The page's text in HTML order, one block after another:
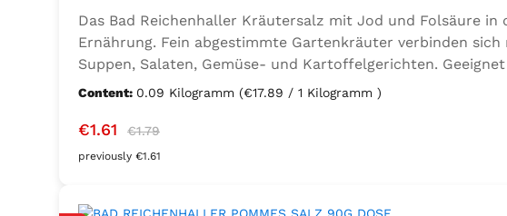
Das Bad Reichenhaller Kräutersalz mit Jod und Folsäure
Ernährung. Fein abgestimmte Gartenkräuter verbinden
Suppen, Salaten, Gemüse- und Kartoffelgerichten.
Ernährung mit zusätzlichem Jod und Folsäure.
Content: 0.09 Kilogramm (€17.89 / 1 Kilogramm )
Sale price:
€1.61 Regular price:
€1.79
previously €1.61